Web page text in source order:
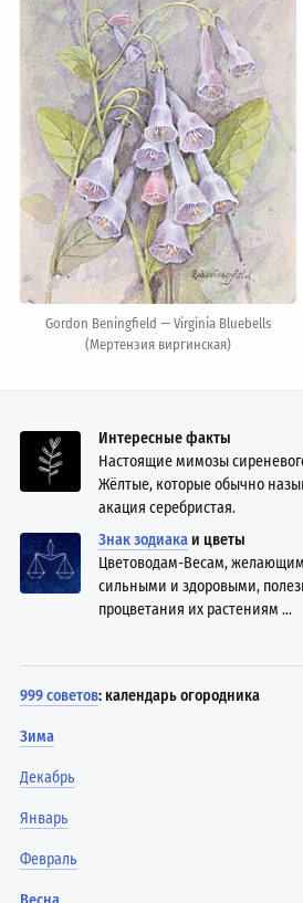
Gordon Beningfield — Virginia Bluebells
(Мертензия виргинская)
Интересные факты
Настоящие мимозы
Жёлтые, которые обычно
акация серебристая.
Знак зодиака и цветы
Цветоводам-Весам,
сильными и здоровыми,
процветания их растениям ...
999 советов: календарь огородника
Зима
Декабрь
Январь
Февраль